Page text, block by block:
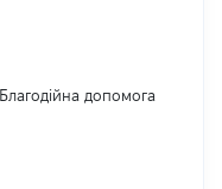
Благодійна допомога